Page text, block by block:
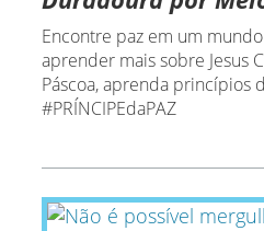
Encontre paz em um
aprender mais sobre Jesus
Páscoa, aprenda princípios
#PRÍNCIPEdaPAZ